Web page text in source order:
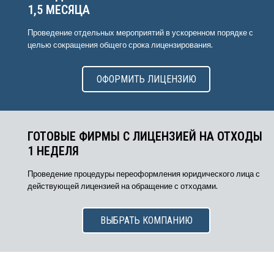
1,5 МЕСЯЦА
Проведение отдельных мероприятий в ускоренном порядке с
целью сокращения общего срока лицензирования.
ОФОРМИТЬ ЛИЦЕНЗИЮ
ГОТОВЫЕ ФИРМЫ С ЛИЦЕНЗИЕЙ НА ОТХОДЫ
1 НЕДЕЛЯ
Проведение процедуры переоформления юридического лица с
действующей лицензией на обращение с отходами.
ВЫБРАТЬ КОМПАНИЮ